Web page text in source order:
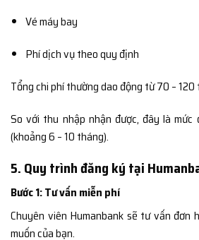
Vé máy bay
Phí dịch vụ theo quy định
Tổng chi phí thường dao động từ 70 –
So với thu nhập nhận được, đây là
(khoảng 6 – 10 tháng).
5. Quy trình đăng ký tại
Bước 1: Tư vấn miễn phí
Chuyên viên Humanbank sẽ tư vấn đơn
muốn của bạn.